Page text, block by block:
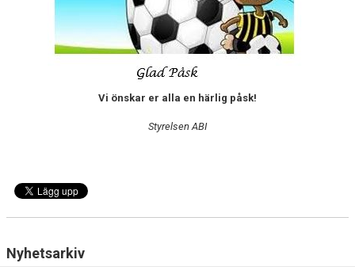
KALENDER
Vi önskar er alla en härlig påsk!
Styrelsen ABI
Nyhetsarkiv